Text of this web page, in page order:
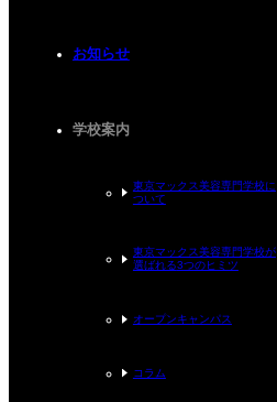
お知らせ
学校案内
東京マックス美容専門学校に
ついて
東京マックス美容専門学校が
選ばれる3つのヒミツ
オープンキャンパス
コラム